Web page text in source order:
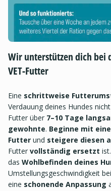
Wir unterstützen dich bei
VET-Futter
Eine schrittweise
Verdauung deines Hundes
Futter über 7–10 Tage
gewohnte. Beginne mit
Futter und steigere diesen
Futter vollständig ersetzt
das Wohlbefinden deines
Umstellungsgeschwindigkeit
eine schonende Anpassung